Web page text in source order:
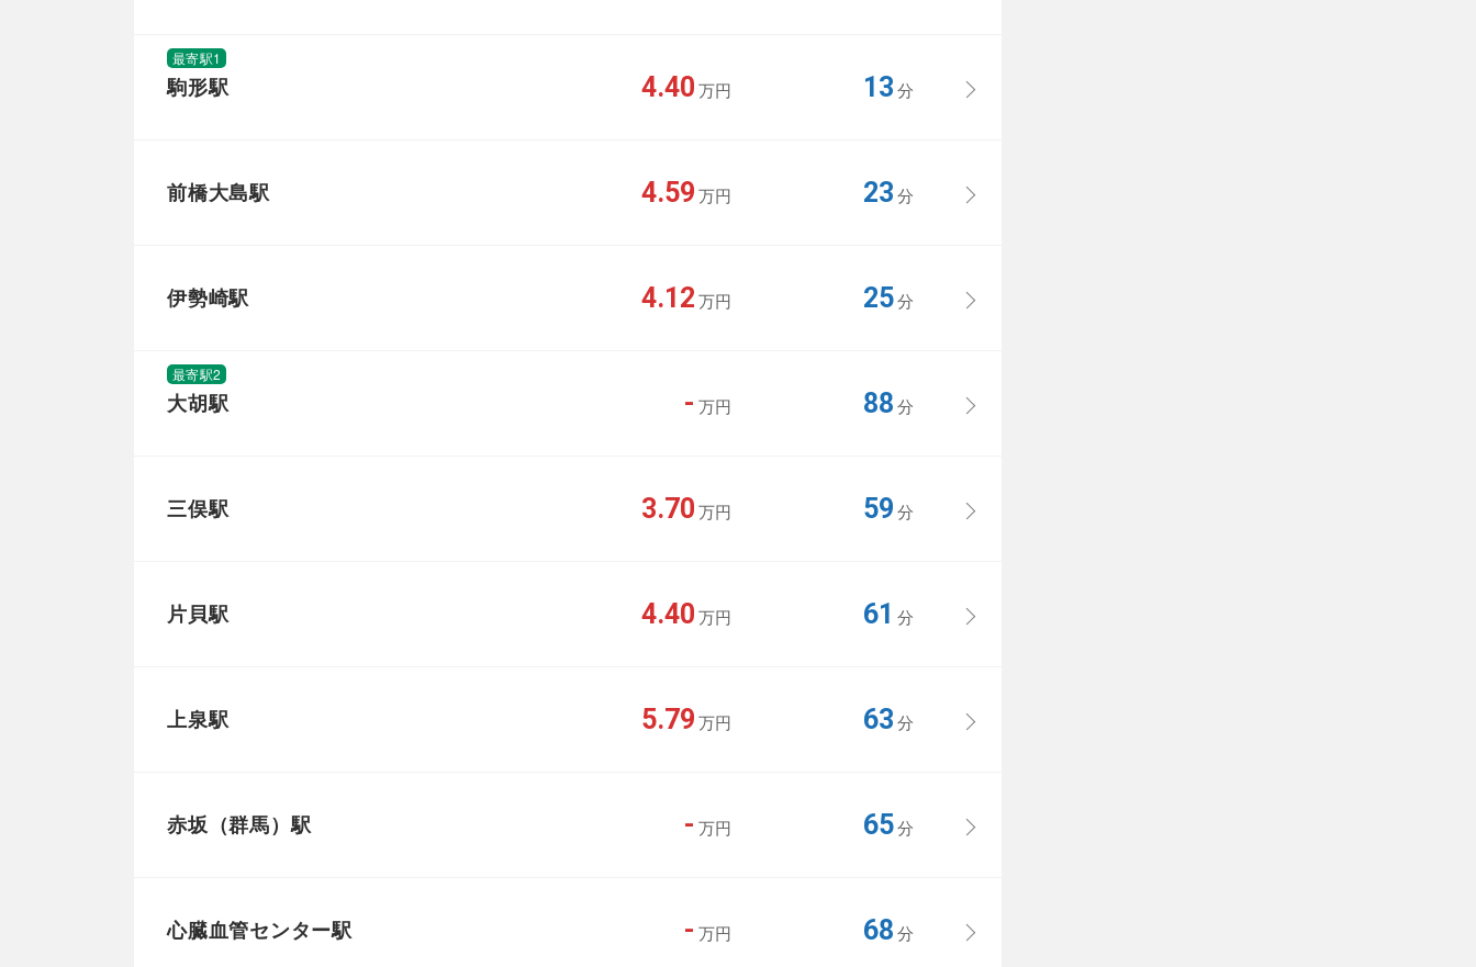
最寄駅1
駒形駅 4.40万円 13分
前橋大島駅 4.59万円 23分
伊勢崎駅 4.12万円 25分
最寄駅2
大胡駅 - 万円 88分
三俣駅 3.70万円 59分
片貝駅 4.40万円 61 分
上泉駅 5.79万円 63分
赤坂（群馬）駅 - 万円 65分
心臓血管センター駅 - 万円 68分